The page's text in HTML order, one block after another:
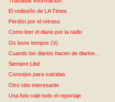
El rediseño de LA Times
Perdón por el retraso
Como leer el diario por la radio
Os bons tempos (V)
Cuando los diarios hacen de diarios…
Siempre Libé
Consejos para suicidas
Otro sitio interesante
Una foto vale todo el reportaje